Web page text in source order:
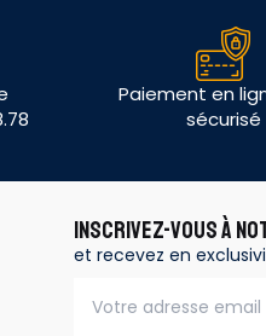
Paiement en
sécurisé
INSCRIVEZ-VOUS À
et recevez en